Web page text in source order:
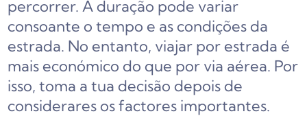
percorrer. A duração pode variar
consoante o tempo e as condições da
estrada. No entanto, viajar por estrada é
mais económico do que por via aérea. Por
isso, toma a tua decisão depois de
considerares os factores importantes.